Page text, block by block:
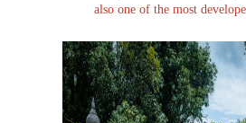
also one of the most